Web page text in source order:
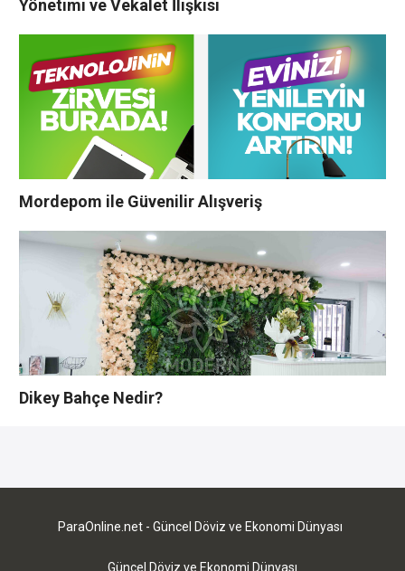
Yönetimi ve Vekalet İlişkisi
Mordepom ile Güvenilir Alışveriş
Dikey Bahçe Nedir?
ParaOnline.net - Güncel Döviz ve Ekonomi Dünyası
Güncel Döviz ve Ekonomi Dünyası